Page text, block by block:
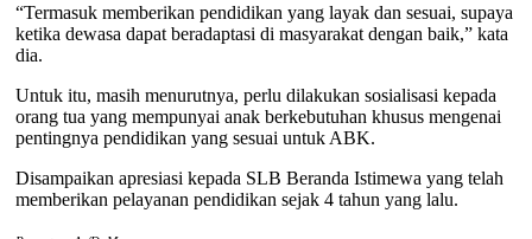
“Termasuk memberikan pendidikan yang layak dan sesuai, supaya
ketika dewasa dapat beradaptasi di masyarakat dengan baik,” kata
dia.
Untuk itu, masih menurutnya, perlu dilakukan sosialisasi kepada
orang tua yang mempunyai anak berkebutuhan khusus mengenai
pentingnya pendidikan yang sesuai untuk ABK.
Disampaikan apresiasi kepada SLB Beranda Istimewa yang telah
memberikan pelayanan pendidikan sejak 4 tahun yang lalu.